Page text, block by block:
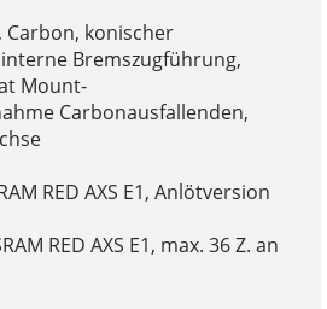
Carbon, konischer
Bremszugführung,
Mount-
Carbonausfallenden,
RED AXS E1, Anlötversion
RED AXS E1, max. 36 Z. an